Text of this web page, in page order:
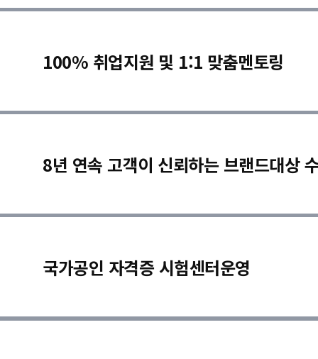
100% 취업지원 및 1:1 맞춤멘토링
8년 연속 고객이 신뢰하는 브랜드대상
국가공인 자격증 시험센터운영